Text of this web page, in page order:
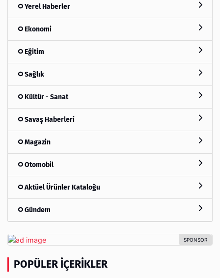
Yerel Haberler
Ekonomi
Eğitim
Sağlık
Kültür - Sanat
Savaş Haberleri
Magazin
Otomobil
Aktüel Ürünler Kataloğu
Gündem
POPÜLER İÇERIKLER